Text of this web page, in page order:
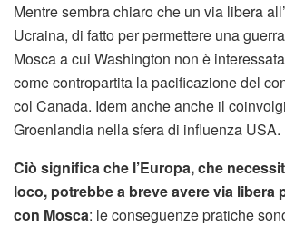
Mentre sembra chiaro che un via libera
Ucraina, di fatto per permettere una
Mosca a cui Washington non è
come contropartita la pacificazione del
col Canada. Idem anche anche il
Groenlandia nella sfera di influenza USA.
Ciò significa che l’Europa, che
loco, potrebbe a breve avere via libera
con Mosca: le conseguenze pratiche